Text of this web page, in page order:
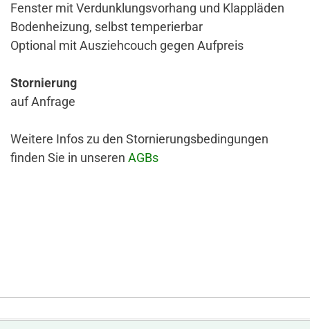
Fenster mit Verdunklungsvorhang und Klappläden
Bodenheizung, selbst temperierbar
Optional mit Ausziehcouch gegen Aufpreis
Stornierung
auf Anfrage
Weitere Infos zu den Stornierungsbedingungen
finden Sie in unseren AGBs